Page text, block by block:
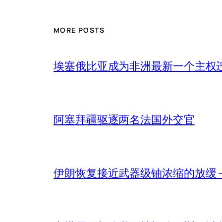
MORE POSTS
埃塞俄比亚成为非洲最新一个主权
阿塞拜疆驱逐两名法国外交官
伊朗恢复接近武器级铀浓缩的放缓